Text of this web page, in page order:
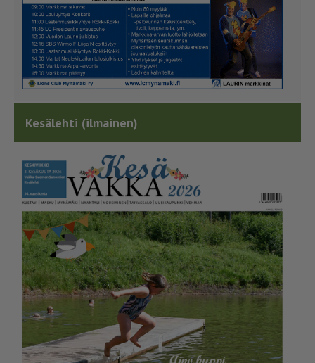
Kesälehti (ilmainen)